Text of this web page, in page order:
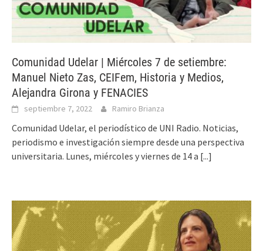
Comunidad Udelar | Miércoles 7 de setiembre:
Manuel Nieto Zas, CEIFem, Historia y Medios,
Alejandra Girona y FENACIES
septiembre 7, 2022 Ramiro Brianza
Comunidad Udelar, el periodístico de UNI Radio. Noticias,
periodismo e investigación siempre desde una perspectiva
universitaria. Lunes, miércoles y viernes de 14 a [...]